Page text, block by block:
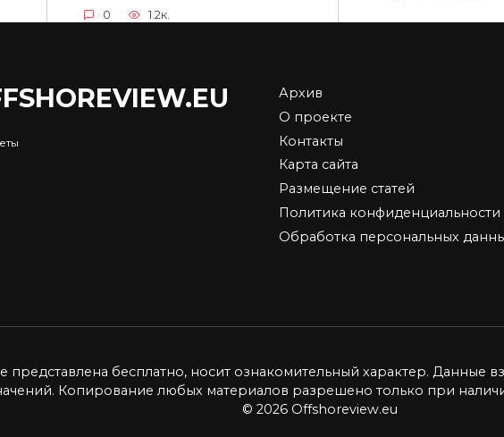
0 1.2к.
Покупка недвижимости
синергии в бизнесе
Corp. Тимур Турлов
Архив
О проекте
Контакты
Карта сайта
Размещение статей
Политика конфиденциальности
Обработка персональных
представлена бесплатно, носит ознакомительный характер. Данные
Копирование любых материалов разрешено только при
© 2026 Offshoreview.eu